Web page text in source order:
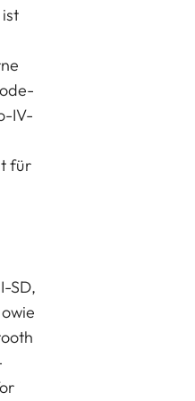
IV-
für
SD,